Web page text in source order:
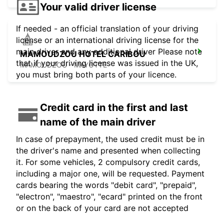
MAMOUDZOU HOTEL CARIBOU
MAMOUDZOU - MAYOTTE
Your valid driver license
If needed - an official translation of your driving
license or an international driving license for the
main driver and any additional driver Please note
that if your driving license was issued in the UK,
you must bring both parts of your licence.
Credit card in the first and last
name of the main driver
In case of prepayment, the used credit must be in
the driver's name and presented when collecting
it. For some vehicles, 2 compulsory credit cards,
including a major one, will be requested. Payment
cards bearing the words "debit card", "prepaid",
"electron", "maestro", "ecard" printed on the front
or on the back of your card are not accepted